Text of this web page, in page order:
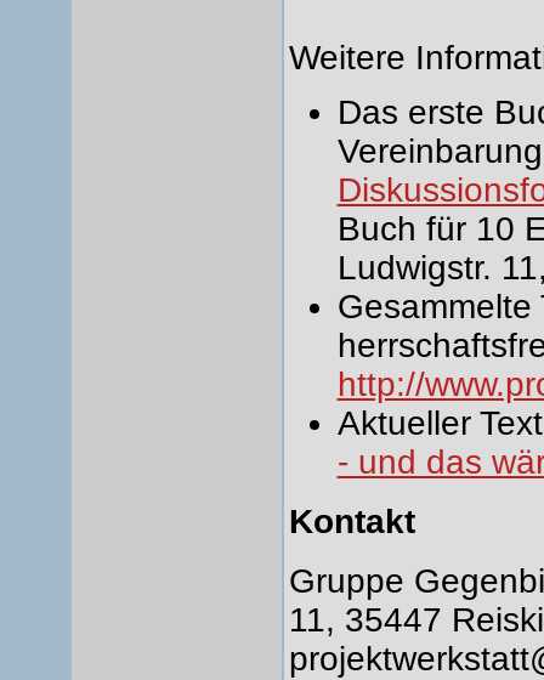
Weitere
Das erste
Buch für 10
Ludwigstr.
Gesammelte
http://
Aktueller
- und das
Kontakt
Gruppe
11, 35447